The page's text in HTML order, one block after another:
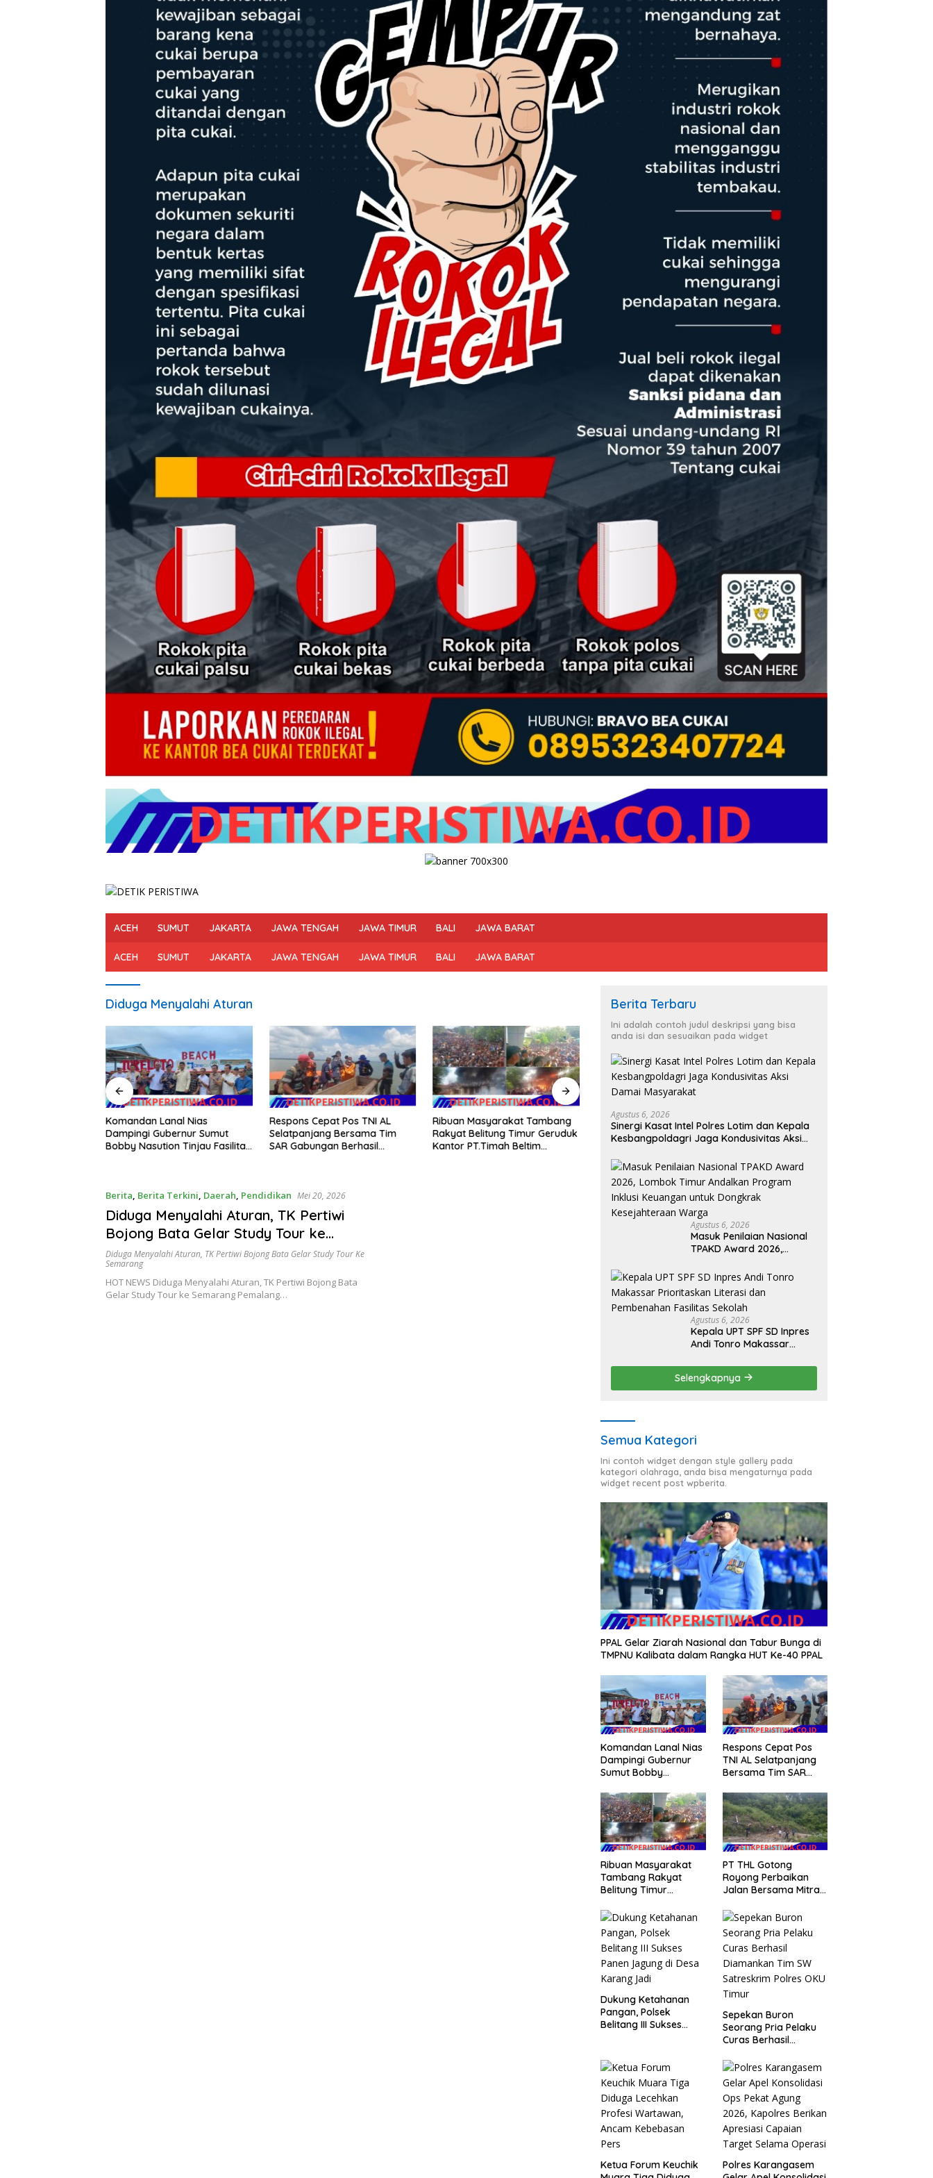
ACEH SUMUT JAKARTA JAWA TENGAH JAWA TIMUR BALI JAWA BARAT
ACEH SUMUT JAKARTA JAWA TENGAH JAWA TIMUR BALI JAWA BARAT
Diduga Menyalahi Aturan
Komandan Lanal Nias
Dampingi Gubernur Sumut
Bobby Nasution Tinjau Fasilitas
Respons Cepat Pos TNI AL
Selatpanjang Bersama Tim
SAR Gabungan Berhasil
Ribuan Masyarakat Tambang
Rakyat Belitung Timur Geruduk
Kantor PT.Timah Beltim
PT THL Gotong Royong
Perbaikan Jalan Bersama
Mitra dan Warga Atu Payung.
Berita, Berita Terkini, Daerah, Pendidikan Mei 20, 2026
Diduga Menyalahi Aturan, TK Pertiwi
Bojong Bata Gelar Study Tour ke
Semarang
Diduga Menyalahi Aturan, TK Pertiwi Bojong Bata Gelar Study Tour Ke
Semarang
HOT NEWS Diduga Menyalahi Aturan, TK Pertiwi Bojong Bata
Gelar Study Tour ke Semarang Pemalang…
Berita Terbaru
Ini adalah contoh judul deskripsi yang bisa
anda isi dan sesuaikan pada widget
Agustus 6, 2026
Sinergi Kasat Intel Polres Lotim dan Kepala
Kesbangpoldagri Jaga Kondusivitas Aksi
Agustus 6, 2026
Masuk Penilaian Nasional
TPAKD Award 2026,
Program Inklusi Keuangan
untuk Dongkrak
Kesejahteraan Warga
Agustus 6, 2026
Kepala UPT SPF SD Inpres
Andi Tonro Makassar
Pembenahan Fasilitas
Sekolah
Selengkapnya
Semua Kategori
Ini contoh widget dengan style gallery pada
kategori olahraga, anda bisa mengaturnya pada
widget recent post wpberita.
PPAL Gelar Ziarah Nasional dan Tabur Bunga di
TMPNU Kalibata dalam Rangka HUT Ke-40 PPAL
Komandan Lanal Nias
Dampingi Gubernur
Sumut Bobby
Fasilitas Kesehatan
dan Budidaya Rumput
Laut di Nias Utara
Respons Cepat Pos
TNI AL Selatpanjang
Bersama Tim SAR
Temukan Korban
Terakhir Kapal Karam
di Perairan Mengkikip
Kepulauan Meranti
Ribuan Masyarakat
Tambang Rakyat
Belitung Timur
PT.Timah Beltim
Spontan
Membakarnya
PT THL Gotong
Royong Perbaikan
Jalan Bersama Mitra
Payung.
Dukung Ketahanan
Pangan, Polsek
Belitang III Sukses
Sepekan Buron
Seorang Pria Pelaku
Curas Berhasil
Satreskrim Polres OKU
Timur
Ketua Forum Keuchik
Polres Karangasem